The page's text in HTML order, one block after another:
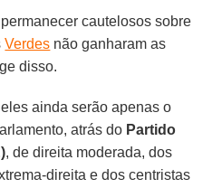
cautelosos sobre
Verdes não ganharam as
disso.
ainda serão apenas o
atrás do Partido
, de direita moderada, dos
direita e dos centristas